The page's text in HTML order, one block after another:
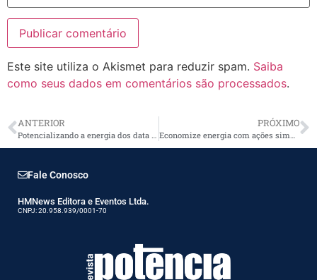
Este site utiliza o Akismet para reduzir spam. Saiba
como seus dados em comentários são processados.
ANTERIOR PRÓXIMO
Fale Conosco
HMNews Editora e Eventos Ltda.
CNPJ: 20.958.939/0001-70